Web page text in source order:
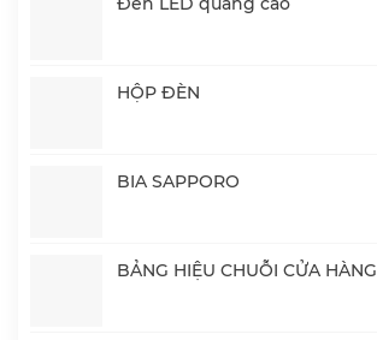
HỘP ĐÈN
BIA SAPPORO
BẢNG HIỆU CHUỖI CỬA HÀNG